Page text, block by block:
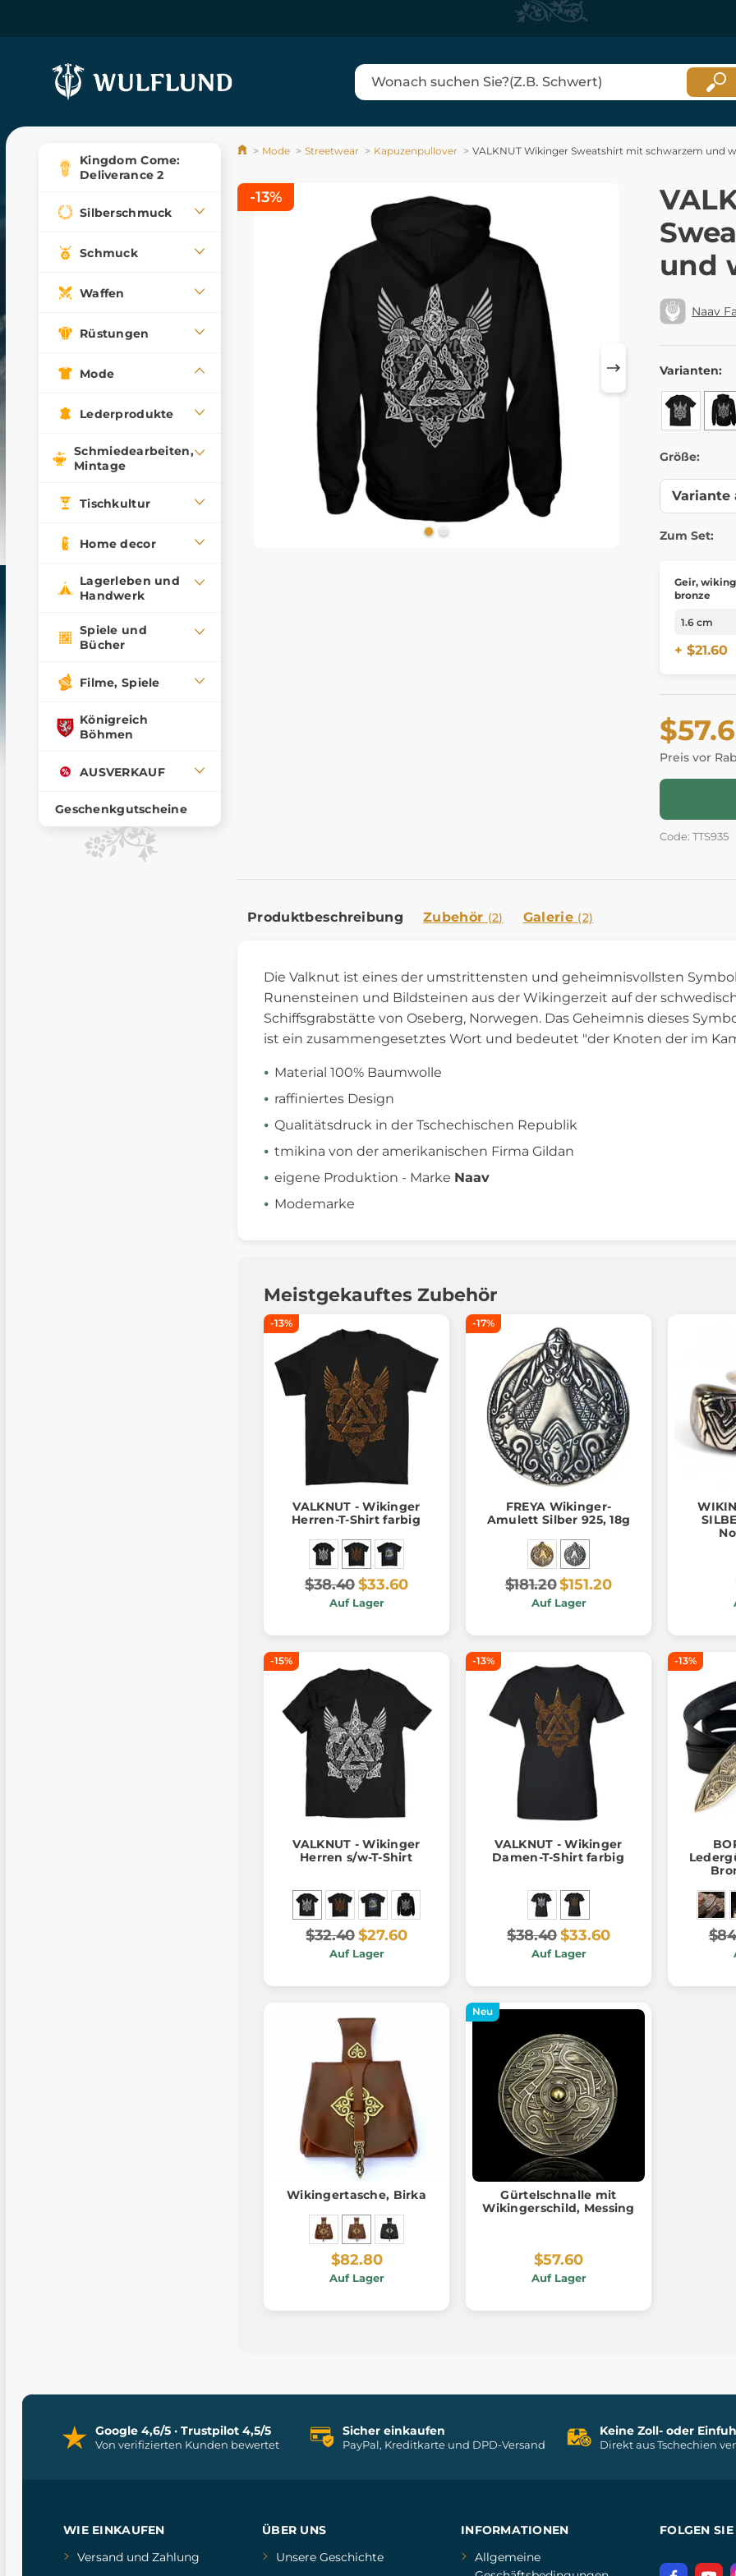
Kingdom Come:
Deliverance 2
Silberschmuck
Schmuck
Waffen
Rüstungen
Mode
Lederprodukte
Schmiedearbeiten,
Mintage
Tischkultur
Home decor
Lagerleben und
Handwerk
Spiele und
Bücher
Filme, Spiele
Königreich
Böhmen
AUSVERKAUF
Geschenkgutscheine
Mode Streetwear Kapuzenpullover VALKNUT Wikinger Sweatshirt mit schwarzem und
und
Naav
Varianten:
Größe:
Zum Set:
Geir,
bronze
+ $21.60
Preis vor
Code: TTS935
-13%
Produktbeschreibung Zubehör (2) Galerie (2)
Die Valknut ist eines der umstrittensten und geheimnisvollsten
Runensteinen und Bildsteinen aus der Wikingerzeit auf der
Schiffsgrabstätte von Oseberg, Norwegen. Das Geheimnis dieses
ist ein zusammengesetztes Wort und bedeutet "der Knoten der im
Material 100% Baumwolle
raffiniertes Design
Qualitätsdruck in der Tschechischen Republik
tmikina von der amerikanischen Firma Gildan
eigene Produktion - Marke Naav
Modemarke
Meistgekauftes Zubehör
-13%
VALKNUT - Wikinger
Herren-T-Shirt farbig
$38.40$33.60
Auf Lager
-17%
FREYA Wikinger-
Amulett Silber 925, 18g
$181.20$151.20
Auf Lager
-15%
VALKNUT - Wikinger
Herren s/w-T-Shirt
$32.40$27.60
Auf Lager
-13%
VALKNUT - Wikinger
Damen-T-Shirt farbig
$38.40$33.60
Auf Lager
-13%
Wikingertasche, Birka
$82.80
Auf Lager
Neu
Gürtelschnalle mit
Wikingerschild, Messing
$57.60
Auf Lager
Google 4,6/5 · Trustpilot 4,5/5
Von verifizierten Kunden bewertet
Sicher einkaufen
PayPal, Kreditkarte und DPD-Versand
Keine Zoll- oder
Direkt aus Tschechien
WIE EINKAUFEN
Versand und Zahlung
ÜBER UNS
Unsere Geschichte
INFORMATIONEN
Allgemeine
FOLGEN